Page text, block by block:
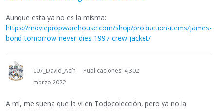
Aunque esta ya no es la misma:
https://moviepropwarehouse.com/shop/production-items/james-
bond-tomorrow-never-dies-1997-crew-jacket/
007_David_Acín
Publicaciones: 4,302
marzo 2022
A mí, me suena que la vi en Todocolección, pero ya no la